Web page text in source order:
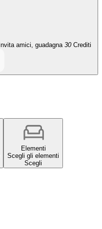
Invita amici, guadagna 30 Crediti
Elementi
Scegli gli elementi
Scegli